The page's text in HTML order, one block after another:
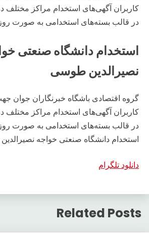
کاربران آگهی‌های استخدام مراکز مختلف
در قالب بسته‌های استخدامی به صورت
استخدام دانشگاه صنعتی
نصیرالدین طوسی
گروه اقتصادی باشگاه خبرنگاران
کاربران آگهی‌های استخدام مراکز مختلف
در قالب بسته‌های استخدامی به صورت
استخدام دانشگاه صنعتی خواجه
دانلود تلگرام
Related Posts